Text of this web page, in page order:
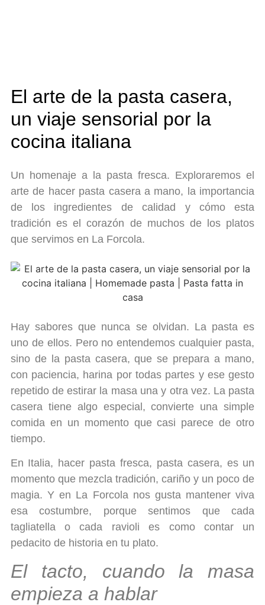
El arte de la pasta casera,
un viaje sensorial por la
cocina italiana
Un homenaje a la pasta fresca. Exploraremos el
arte de hacer pasta casera a mano, la importancia
de los ingredientes de calidad y cómo esta
tradición es el corazón de muchos de los platos
que servimos en La Forcola.
Hay sabores que nunca se olvidan. La pasta es
uno de ellos. Pero no entendemos cualquier pasta,
sino de la pasta casera, que se prepara a mano,
con paciencia, harina por todas partes y ese gesto
repetido de estirar la masa una y otra vez. La pasta
casera tiene algo especial, convierte una simple
comida en un momento que casi parece de otro
tiempo.
En Italia, hacer pasta fresca, pasta casera, es un
momento que mezcla tradición, cariño y un poco de
magia. Y en La Forcola nos gusta mantener viva
esa costumbre, porque sentimos que cada
tagliatella o cada ravioli es como contar un
pedacito de historia en tu plato.
El tacto, cuando la masa
empieza a hablar